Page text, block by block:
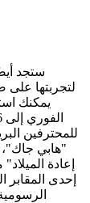
ستجد
لتجربتها على
يمكنك
للمحترفين
"هابي
إعادة
إحدى